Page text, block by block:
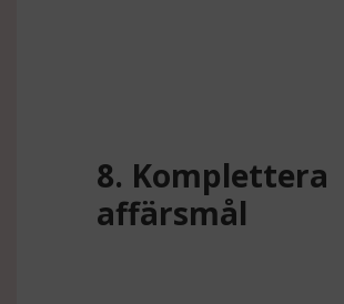
8. Komplettera
affärsmål